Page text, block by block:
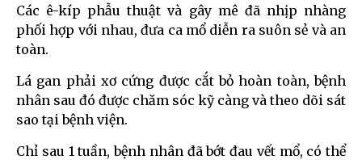
Các ê-kíp phẫu thuật và gây mê đã nhịp nhàng
phối hợp với nhau, đưa ca mổ diễn ra suôn sẻ và an
toàn.
Lá gan phải xơ cứng được cắt bỏ hoàn toàn, bệnh
nhân sau đó được chăm sóc kỹ càng và theo dõi sát
sao tại bệnh viện.
Chỉ sau 1 tuần, bệnh nhân đã bớt đau vết mổ, có thể